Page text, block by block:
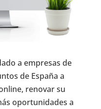
a empresas de
de España a
renovar su
oportunidades a